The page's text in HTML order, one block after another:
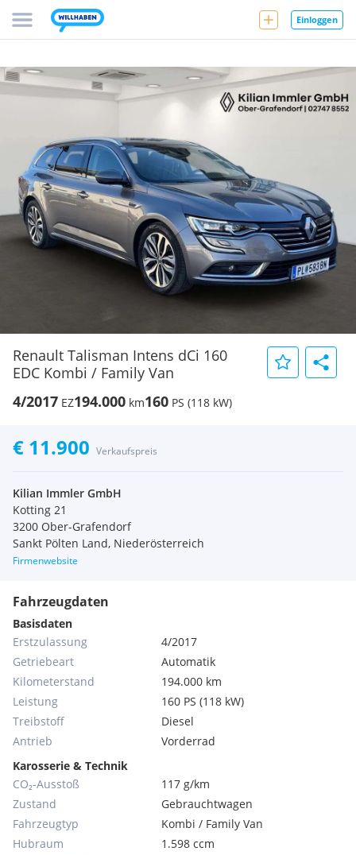
Einloggen
Renault Talisman Intens dCi 160
EDC Kombi / Family Van
4/2017 EZ194.000 km160 PS (118 kW)
€ 11.900 Verkaufspreis
Kilian Immler GmbH
Kotting 21
3200 Ober-Grafendorf
Sankt Pölten Land, Niederösterreich
Firmenwebsite
Fahrzeugdaten
Basisdaten
Erstzulassung
4/2017
Getriebeart
Automatik
Kilometerstand
194.000 km
Leistung
160 PS (118 kW)
Treibstoff
Diesel
Antrieb
Vorderrad
Karosserie & Technik
CO₂-Ausstoß
117 g/km
Zustand
Gebrauchtwagen
Fahrzeugtyp
Kombi / Family Van
Hubraum
1.598 ccm